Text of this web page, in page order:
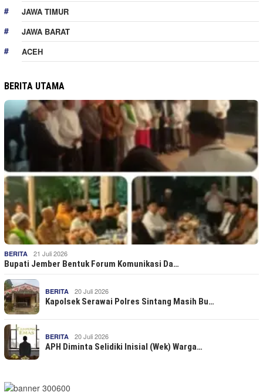
JAWA TIMUR
JAWA BARAT
ACEH
BERITA UTAMA
BERITA 21 Juli 2026
Bupati Jember Bentuk Forum Komunikasi Da…
BERITA 20 Juli 2026
Kapolsek Serawai Polres Sintang Masih Bu…
BERITA 20 Juli 2026
APH Diminta Selidiki Inisial (Wek) Warga…